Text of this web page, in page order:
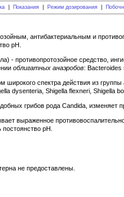
| Показания| Режим дозирования|
антибактериальным и
рН.
- противопротозойное средство,
облигатных анаэробов: Bacteroides
широкого спектра действия из
dysenteria, Shigella flexneri, Shigella
грибов рода Candida, изменяет
выраженное
рН.
не предоставлены.